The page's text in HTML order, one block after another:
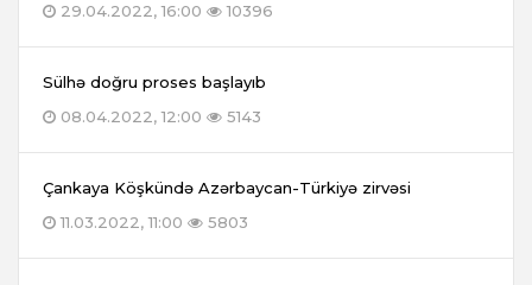
29.04.2022, 16:00
10396
Sülhə doğru proses başlayıb
08.04.2022, 12:00
5143
Çankaya Köşkündə Azərbaycan-Türkiyə zirvəsi
11.03.2022, 11:00
5803